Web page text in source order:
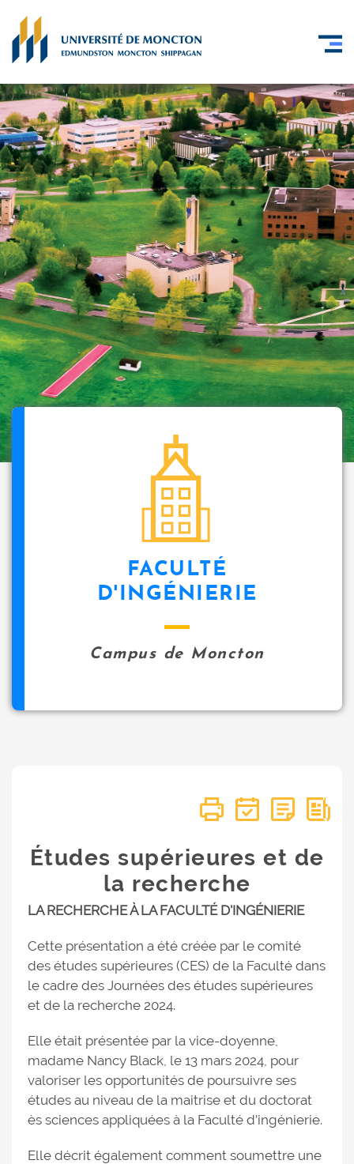
FACULTÉ
D'INGÉNIERIE
Campus de Moncton
Études supérieures et de
la recherche
LA RECHERCHE À LA FACULTÉ D'INGÉNIERIE
Cette présentation a été créée par le comité
des études supérieures (CES) de la Faculté dans
le cadre des Journées des études supérieures
et de la recherche 2024.
Elle était présentée par la vice-doyenne,
madame Nancy Black, le 13 mars 2024, pour
valoriser les opportunités de poursuivre ses
études au niveau de la maitrise et du doctorat
ès sciences appliquées à la Faculté d’ingénierie.
Elle décrit également comment soumettre une